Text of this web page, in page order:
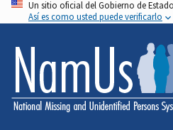
Pasar
al
contenido
principal
Un sitio oficial del Gobierno de
Así es como usted puede verificarlo